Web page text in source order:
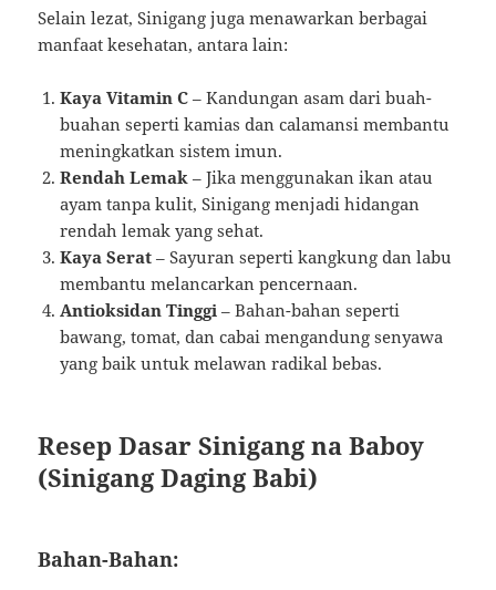
Selain lezat, Sinigang juga menawarkan berbagai
manfaat kesehatan, antara lain:
Kaya Vitamin C – Kandungan asam dari buah-
buahan seperti kamias dan calamansi membantu
meningkatkan sistem imun.
Rendah Lemak – Jika menggunakan ikan atau
ayam tanpa kulit, Sinigang menjadi hidangan
rendah lemak yang sehat.
Kaya Serat – Sayuran seperti kangkung dan labu
membantu melancarkan pencernaan.
Antioksidan Tinggi – Bahan-bahan seperti
bawang, tomat, dan cabai mengandung senyawa
yang baik untuk melawan radikal bebas.
Resep Dasar Sinigang na Baboy
(Sinigang Daging Babi)
Bahan-Bahan: